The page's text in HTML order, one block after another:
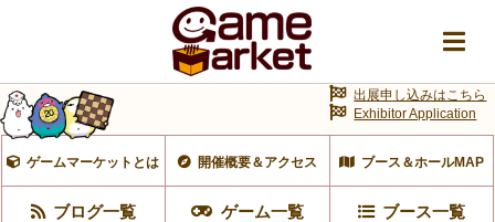
ゲームマーケットとは 開催概要＆アクセス ブース＆ホールMAP
ブログ一覧 ゲーム一覧 ブース一覧
出展申し込みはこちら
Exhibitor Application